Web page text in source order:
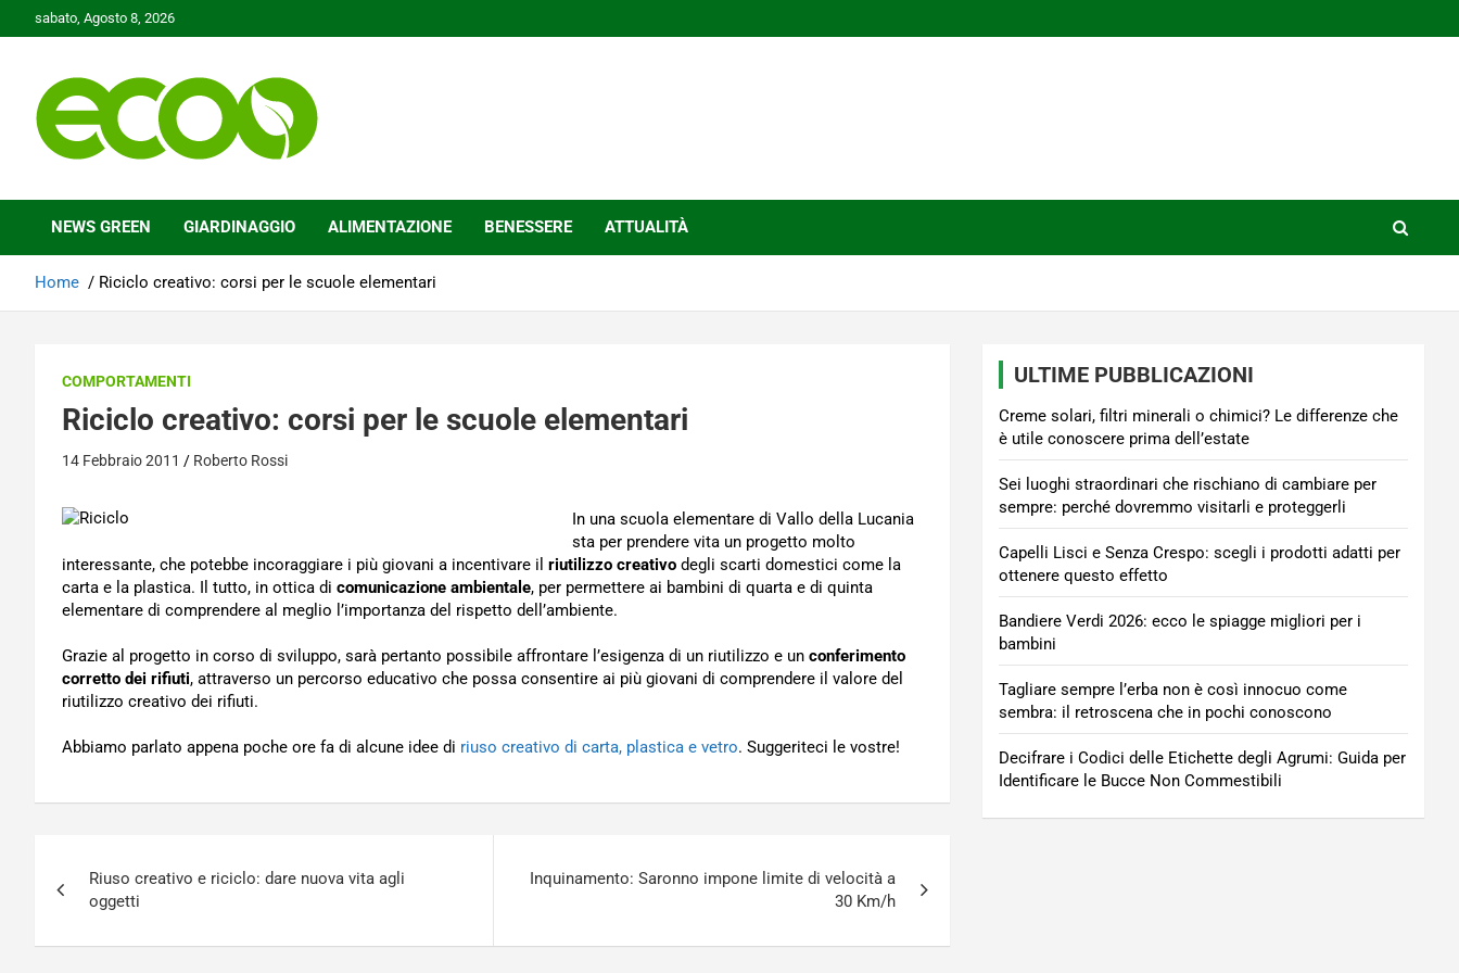
to
sabato, Agosto 8, 2026
Ecoo.it
NEWS GREEN GIARDINAGGIO ALIMENTAZIONE BENESSERE ATTUALITÀ
Home Riciclo creativo: corsi per le scuole elementari
COMPORTAMENTI
Riciclo creativo: corsi per le scuole elementari
14 Febbraio 2011 Roberto Rossi
In una scuola elementare di Vallo della Lucania
sta per prendere vita un progetto molto
interessante, che potebbe incoraggiare i più giovani a incentivare il riutilizzo creativo degli scarti domestici come la
carta e la plastica. Il tutto, in ottica di comunicazione ambientale, per permettere ai bambini di quarta e di quinta
elementare di comprendere al meglio l’importanza del rispetto dell’ambiente.
Grazie al progetto in corso di sviluppo, sarà pertanto possibile affrontare l’esigenza di un riutilizzo e un conferimento
corretto dei rifiuti, attraverso un percorso educativo che possa consentire ai più giovani di comprendere il valore del
riutilizzo creativo dei rifiuti.
Abbiamo parlato appena poche ore fa di alcune idee di riuso creativo di carta, plastica e vetro. Suggeriteci le vostre!
articoli
Riuso creativo e riciclo: dare nuova vita agli
oggetti
Inquinamento: Saronno impone limite di velocità a
30 Km/h
ULTIME PUBBLICAZIONI
Creme solari, filtri minerali o chimici? Le differenze che
è utile conoscere prima dell’estate
Sei luoghi straordinari che rischiano di cambiare per
sempre: perché dovremmo visitarli e proteggerli
Capelli Lisci e Senza Crespo: scegli i prodotti adatti per
ottenere questo effetto
Bandiere Verdi 2026: ecco le spiagge migliori per i
bambini
Tagliare sempre l’erba non è così innocuo come
sembra: il retroscena che in pochi conoscono
Decifrare i Codici delle Etichette degli Agrumi: Guida per
Identificare le Bucce Non Commestibili